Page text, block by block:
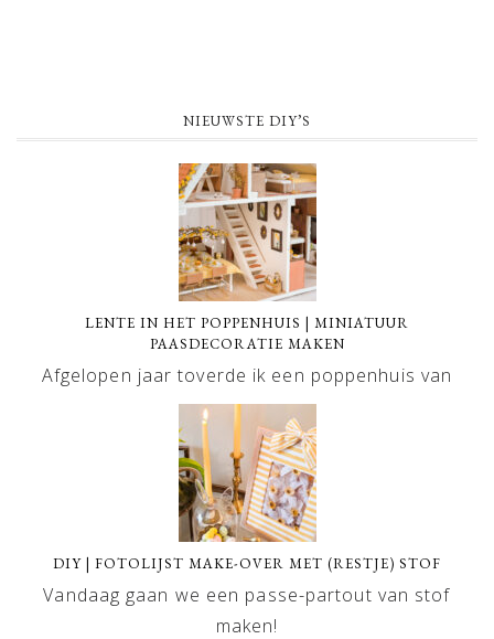
NIEUWSTE DIY’S
LENTE IN HET POPPENHUIS | MINIATUUR
PAASDECORATIE MAKEN
Afgelopen jaar toverde ik een poppenhuis van
DIY | FOTOLIJST MAKE-OVER MET (RESTJE) STOF
Vandaag gaan we een passe-partout van stof
maken!